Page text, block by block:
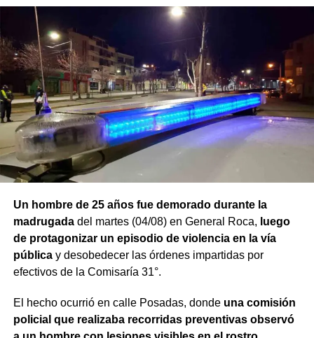
una causa por los presuntos delitos de daños y
desobediencia judicial
, mientras avanzan las
actuaciones y la verificación de la medida de restricción
de acercamiento señalada por la víctima.
Un hombre de 25 años fue demorado durante la
madrugadadel martes (04/08) en General Roca, luego
de protagonizar un episodio de violencia en la vía
públicay desobedecer las órdenes impartidas por
efectivos de la Comisaría 31°.
El hecho ocurrió en calle Posadas, donde una comisión
policial que realizaba recorridas preventivas observó